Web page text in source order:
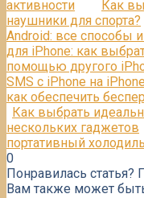
активности
Как
наушники для спорта?
Android: все способы
для iPhone: как
помощью другого
SMS с iPhone на iPhone
как обеспечить
Как выбрать
нескольких гаджетов
портативный
0
Понравилась статья?
Вам также может